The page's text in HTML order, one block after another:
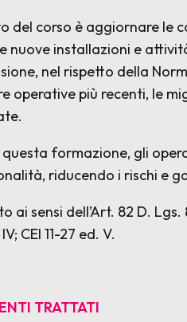
del corso è aggiornare le
nuove installazioni e
nel rispetto della
operative più recenti, le
questa formazione, gli
riducendo i rischi e
ai sensi dell’Art. 82 D. Lgs.
CEI 11-27 ed. V.
TRATTATI